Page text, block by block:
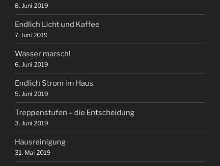
8. Juni 2019
Endlich Licht und Kaffee
7. Juni 2019
Wasser marsch!
6. Juni 2019
Endlich Strom im Haus
5. Juni 2019
Treppenstufen – die Entscheidung
3. Juni 2019
Hausreinigung
31. Mai 2019